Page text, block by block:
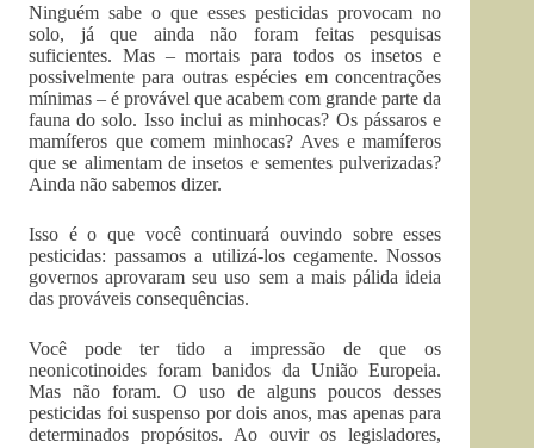
Ninguém sabe o que esses pesticidas provocam no
solo, já que ainda não foram feitas pesquisas
suficientes. Mas – mortais para todos os insetos e
possivelmente para outras espécies em concentrações
mínimas – é provável que acabem com grande parte da
fauna do solo. Isso inclui as minhocas? Os pássaros e
mamíferos que comem minhocas? Aves e mamíferos
que se alimentam de insetos e sementes pulverizadas?
Ainda não sabemos dizer.
Isso é o que você continuará ouvindo sobre esses
pesticidas: passamos a utilizá-los cegamente. Nossos
governos aprovaram seu uso sem a mais pálida ideia
das prováveis consequências.
Você pode ter tido a impressão de que os
neonicotinoides foram banidos da União Europeia.
Mas não foram. O uso de alguns poucos desses
pesticidas foi suspenso por dois anos, mas apenas para
determinados propósitos. Ao ouvir os legisladores,